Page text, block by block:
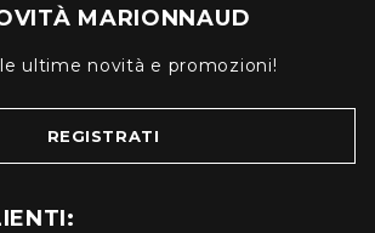
MARIONNAUD
ultime novità e promozioni!
REGISTRATI